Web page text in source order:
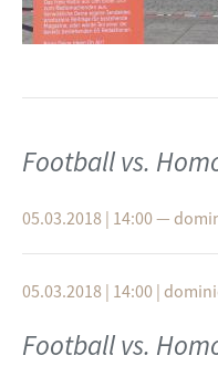
Football vs.
05.03.2018 | 14:00—
05.03.2018 | 14:00 |
Football vs.